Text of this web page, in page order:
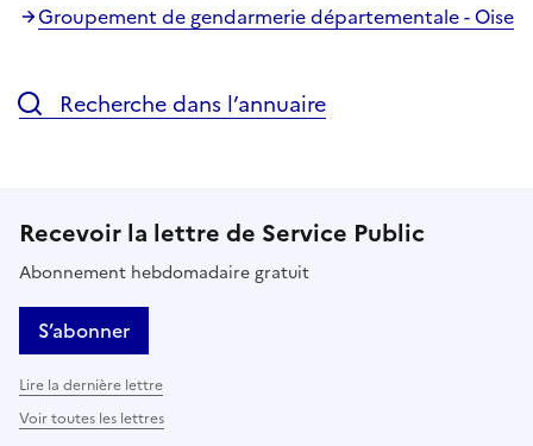
Groupement de gendarmerie départementale - Oise
Recherche dans l’annuaire
Recevoir la lettre de Service Public
Abonnement hebdomadaire gratuit
S’abonner
Lire la dernière lettre
Voir toutes les lettres